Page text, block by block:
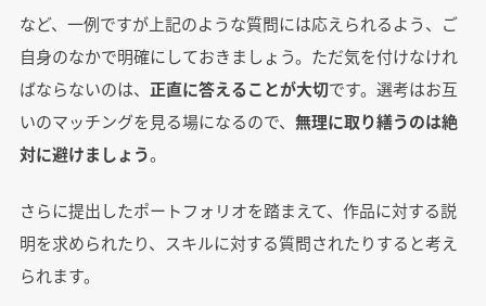
など、一例ですが上記のような質問には応えられるよう、ご
自身のなかで明確にしておきましょう。ただ気を付けなけれ
ばならないのは、 正直に答えることが大切です。選考はお互
いのマッチングを見る場になるので、 無理に取り繕うのは絶
対に避けましょう。
さらに提出したポートフォリオを踏まえて、作品に対する説
明を求められたり、スキルに対する質問されたりすると考え
られます。